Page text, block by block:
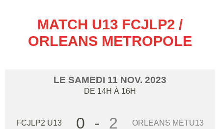
MATCH U13 FCJLP2 /
ORLEANS METROPOLE
LE SAMEDI 11 NOV. 2023
DE 14H À 16H
FCJLP2 U13 0 - 2 ORLEANS METU13